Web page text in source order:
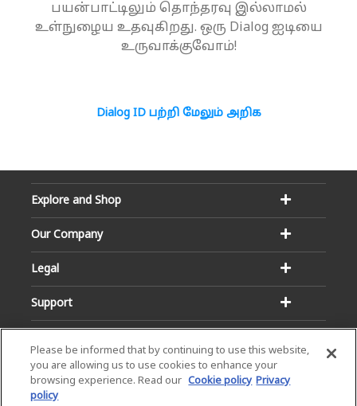
பயன்பாட்டிலும் தொந்தரவு இல்லாமல்
உள்நுழைய உதவுகிறது. ஒரு Dialog ஐடியை
உருவாக்குவோம்!
Dialog ID பற்றி மேலும் அறிக
Explore and Shop
Our Company
Legal
Support
Please be informed that by continuing to use this website,
you are allowing us to use cookies to enhance your
browsing experience. Read our Cookie policy Privacy
policy